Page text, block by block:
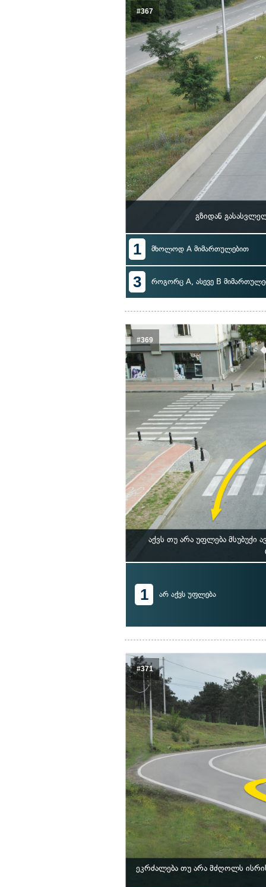
#367
გზიდან
1 მხოლოდ A მიმართულებით
3 როგორც A, ასევე B
#369
აქვს თუ არა უფლება
1 არ აქვს უფლება
#371
ეკრძალება თუ არა მძღოლს